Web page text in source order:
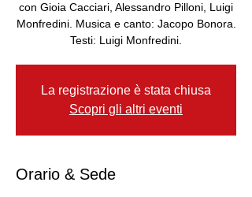
con Gioia Cacciari, Alessandro Pilloni, Luigi
Monfredini. Musica e canto: Jacopo Bonora.
Testi: Luigi Monfredini.
La registrazione è stata chiusa
Scopri gli altri eventi
Orario & Sede